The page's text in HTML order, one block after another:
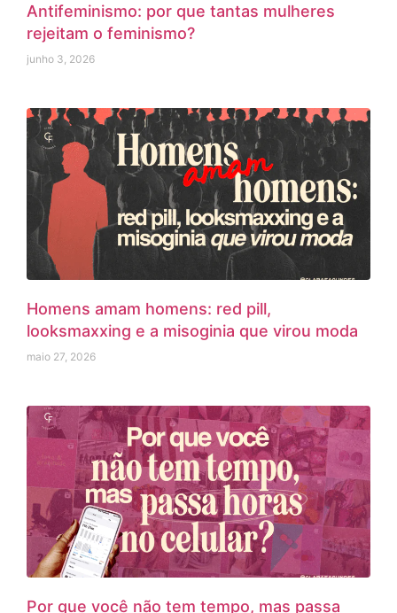
Antifeminismo: por que tantas mulheres
rejeitam o feminismo?
junho 3, 2026
Homens amam homens: red pill,
looksmaxxing e a misoginia que virou moda
maio 27, 2026
Por que você não tem tempo, mas passa